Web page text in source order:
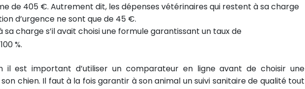
de 405 €. Autrement dit, les dépenses vétérinaires qui restent à sa charge
d’urgence ne sont que de 45 €.
sa charge s’il avait choisi une formule garantissant un taux de
%.
il est important d’utiliser un comparateur en ligne avant de choisir une
chien. Il faut à la fois garantir à son animal un suivi sanitaire de qualité tout